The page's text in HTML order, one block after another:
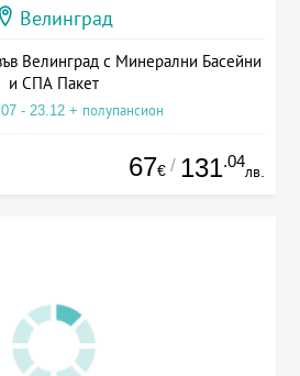
Велинград
Велинград с Минерални Басейни
и СПА Пакет
- 23.12 + полупансион
67€ / 131.04
лв.